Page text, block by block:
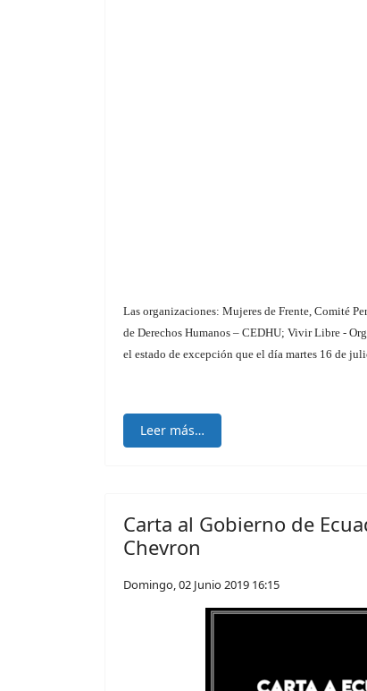
Las organizaciones: Mujeres de Frente, Comité
de Derechos Humanos – CEDHU; Vivir Libre -
el estado de excepción que el día martes 16 de
Leer más…
Carta al Gobierno de
Chevron
Domingo, 02 Junio 2019 16:15